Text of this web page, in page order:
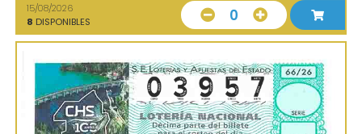
15/08/2026
8 DISPONIBLES 0